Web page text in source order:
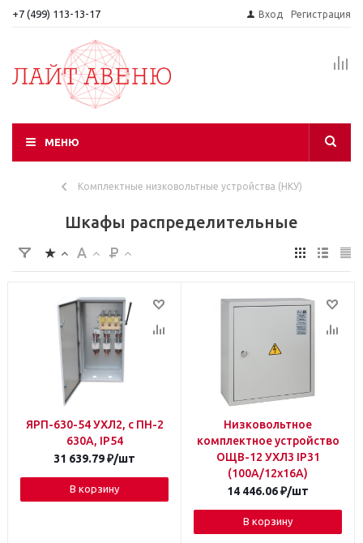
+7 (499) 113-13-17 Вход Регистрация
МЕНЮ
Комплектные низковольтные устройства (НКУ)
Шкафы распределительные
ЯРП-630-54 УХЛ2, с ПН-2
630А, IP54
31 639.79₽/шт
В корзину
Низковольтное
комплектное устройство
ОЩВ-12 УХЛ3 IP31
(100А/12х16А)
14 446.06₽/шт
В корзину